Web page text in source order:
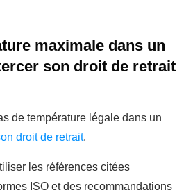
maximale dans un
son droit de retrait
de température légale dans un
droit de retrait.
les références citées
ISO et des recommandations